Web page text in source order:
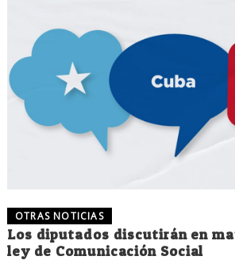
OTRAS NOTICIAS
Los diputados discutirán en
ley de Comunicación Social